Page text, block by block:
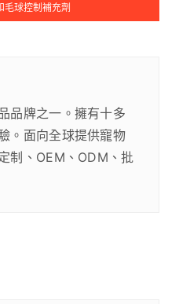
毛球控制補充劑
品牌之一。擁有十多
。面向全球提供寵物
制、OEM、ODM、批